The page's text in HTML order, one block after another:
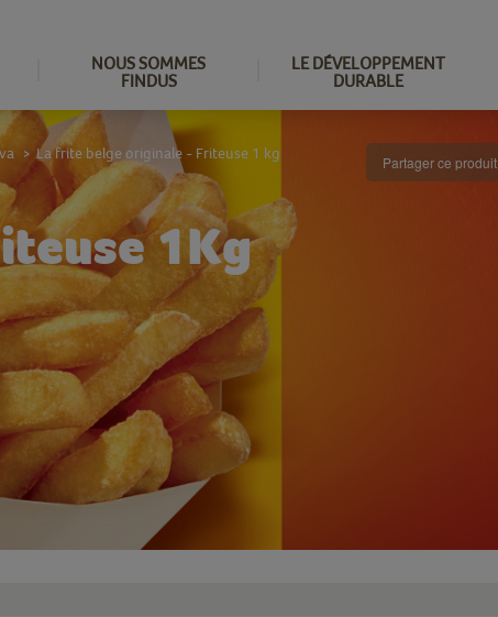
NOUS SOMMES
FINDUS
LE DÉVELOPPEMENT
DURABLE
1Kg
> La frite belge originale - Friteuse 1 kg Partager ce produit